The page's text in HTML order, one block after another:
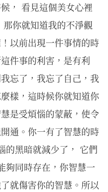
， 看見這個美女心裡
你就知道我的不淨觀
以前出現一件事情的時
件事的利害，是有利
忘了，我忘了自己，我
樣，這時候你就知道你
是受煩惱的蒙蔽，使令
通。你一有了智慧的時
的黑暗就減少了， 它們
夠同時存在，你智慧一
就傷害你的智慧。所以